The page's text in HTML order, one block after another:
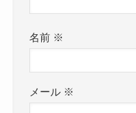
名前 ※
メール ※